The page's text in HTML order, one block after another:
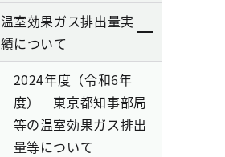
温室効果ガス排出量実
績について
2024年度（令和6年
度） 東京都知事部局
等の温室効果ガス排出
量等について